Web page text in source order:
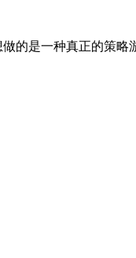
的是一种真正的策略